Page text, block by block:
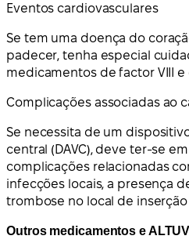
Eventos cardiovasculares
Se tem uma doença do
padecer, tenha especial
medicamentos de factor VIII
Complicações associadas ao
Se necessita de um
central (DAVC), deve ter-se
complicações relacionadas
infecções locais, a presença
trombose no local de
Outros medicamentos e